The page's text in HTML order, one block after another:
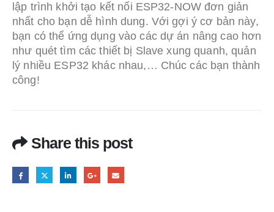
lập trình khởi tạo kết nối ESP32-NOW đơn giản
nhất cho bạn dễ hình dung. Với gợi ý cơ bản này,
bạn có thể ứng dụng vào các dự án nâng cao hơn
như quét tìm các thiết bị Slave xung quanh, quản
lý nhiều ESP32 khác nhau,… Chúc các bạn thành
công!
Share this post